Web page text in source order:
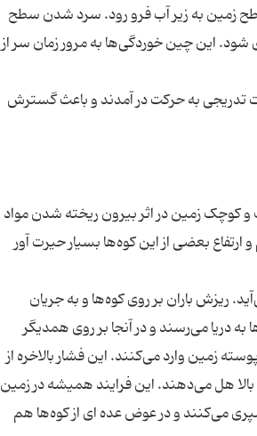
زمین به زیر آب فرو رود. سرد شدن سطح
این چین خوردگی‌ها به مرور زمان سر از
تدریجی به حرکت در آمدند و باعث گسترش
و کوچک زمین در اثر بیرون ریخته شدن مواد
بعضی از این کوه‌ها بسیار حیرت آور
ریزش باران بر روی کوه‌ها و به جریان
دریا می‌رسند و در آنجا بر روی همدیگر
زمین وارد می‌کنند. این فشار بالاخره از
هل می‌دهند. این فرایند همیشه در زمین
می‌کنند و در عوض عده ای از کوه‌ها هم